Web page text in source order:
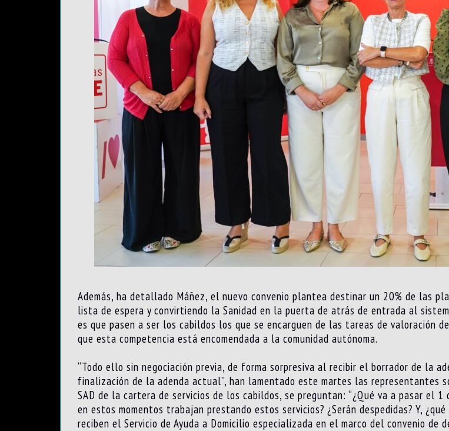
Además, ha detallado Máñez, el nuevo convenio plantea destinar un 20% de las
lista de espera y convirtiendo la Sanidad en la puerta de atrás de entrada al
es que pasen a ser los cabildos los que se encarguen de las tareas de valoración
que esta competencia está encomendada a la comunidad autónoma.
“Todo ello sin negociación previa, de forma sorpresiva al recibir el borrador de la
finalización de la adenda actual”, han lamentado este martes las representantes
SAD de la cartera de servicios de los cabildos, se preguntan: “¿Qué va a pasar el
en estos momentos trabajan prestando estos servicios? ¿Serán despedidas? Y,
reciben el Servicio de Ayuda a Domicilio especializada en el marco del convenio de